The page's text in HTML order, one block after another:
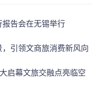
告会在无锡举行
引领文商旅消费新风向
启幕文旅交融点亮临空